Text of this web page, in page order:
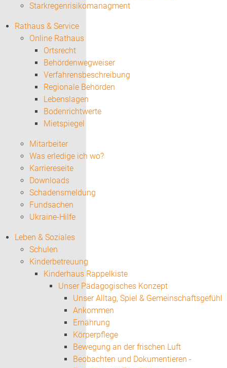
Starkregenrisikomanagment
Rathaus & Service
Online Rathaus
Ortsrecht
Behördenwegweiser
Verfahrensbeschreibung
Regionale Behörden
Lebenslagen
Bodenrichtwerte
Mietspiegel
Mitarbeiter
Was erledige ich wo?
Karriereseite
Downloads
Schadensmeldung
Fundsachen
Ukraine-Hilfe
Leben & Soziales
Schulen
Kinderbetreuung
Kinderhaus Rappelkiste
Unser Pädagogisches Konzept
Unser Alltag, Spiel & Gemeinschaftsgefühl
Ankommen
Ernährung
Körperpflege
Bewegung an der frischen Luft
Beobachten und Dokumentieren -